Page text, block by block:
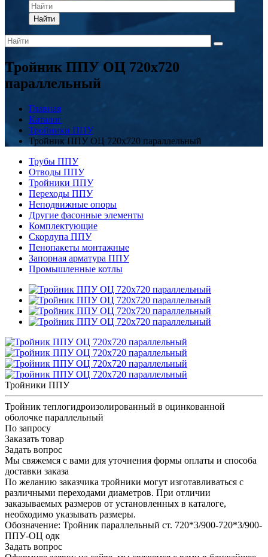
Найти
Тройник ППУ ОЦ 720x720
параллельный
Главная
Каталог
Тройники ППУ
Тройник ППУ ОЦ 720x720 параллельный
Трубы ППУ
Отводы ППУ
Тройники ППУ
Переходы ППУ
Неподвижные опоры
Другие фасонные элементы
Комплектующие
Скорлупа ППУ
Пенопакеты монтажные
Запорная арматура ППУ
Промышленные котлы
Тройники ППУ
Тройник теплогидроизолированный в оцинкованной
оболочке параллельный
По запросу
Заказать товар
Задать вопрос
Мы свяжемся с вами для уточнения формы оплаты и способа
доставки заказа
По желанию заказчика тройники могут изготавливаться с
различными переходами диаметров. При отличии
заказываемых размеров от установленных в каталоге,
необходимо указывать размеры.
Обозначение: Тройник параллельный ст. 720*3/900-720*3/900-
ППУ-ОЦ одк
Задать вопрос